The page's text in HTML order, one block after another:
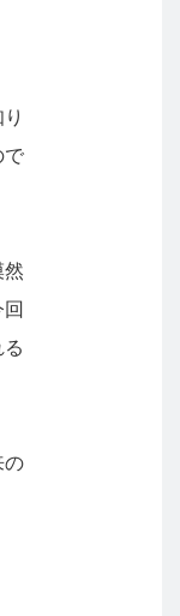
で
然
の